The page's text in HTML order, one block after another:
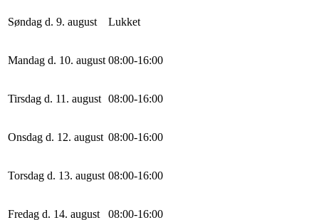
Søndag d. 9. august Lukket
Mandag d. 10. august 08:00-16:00
Tirsdag d. 11. august 08:00-16:00
Onsdag d. 12. august 08:00-16:00
Torsdag d. 13. august 08:00-16:00
Fredag d. 14. august 08:00-16:00